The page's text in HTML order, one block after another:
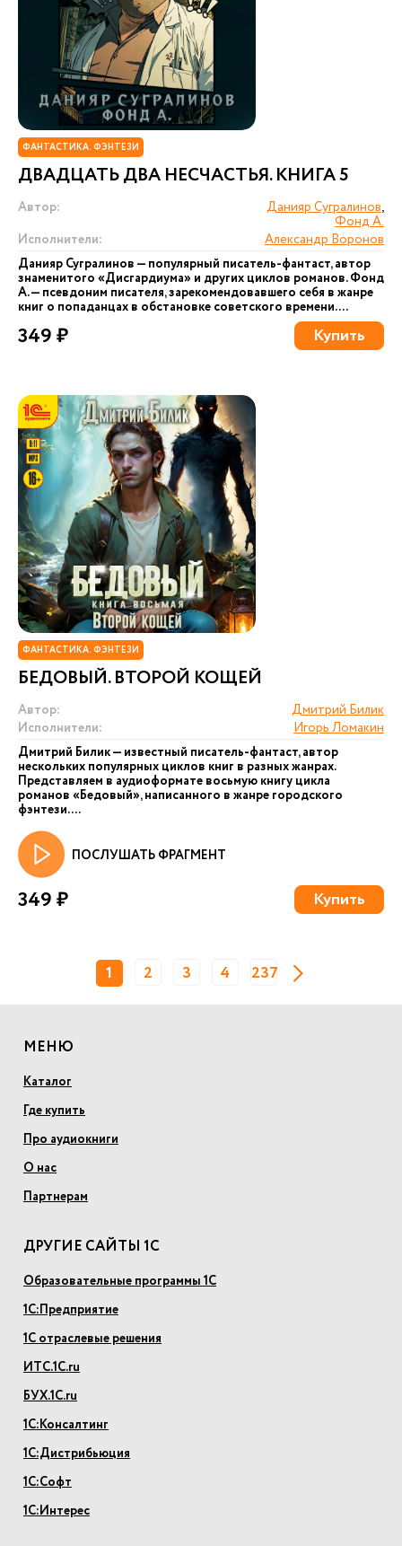
ФАНТАСТИКА. ФЭНТЕЗИ
ДВАДЦАТЬ ДВА НЕСЧАСТЬЯ. КНИГА 5
Автор: Данияр Сугралинов,
Фонд А.
Исполнители:
Александр Воронов
Данияр Сугралинов — популярный писатель-фантаст, автор
знаменитого «Дисгардиума» и других циклов романов. Фонд
А. — псевдоним писателя, зарекомендовавшего себя в жанре
книг о попаданцах в обстановке советского времени....
349 ₽ Купить
ФАНТАСТИКА. ФЭНТЕЗИ
БЕДОВЫЙ. ВТОРОЙ КОЩЕЙ
Автор:
Дмитрий Билик
Исполнители:
Игорь Ломакин
Дмитрий Билик — известный писатель-фантаст, автор
нескольких популярных циклов книг в разных жанрах.
Представляем в аудиоформате восьмую книгу цикла
романов «Бедовый», написанного в жанре городского
фэнтези. ...
ПОСЛУШАТЬ ФРАГМЕНТ
349 ₽ Купить
1 2 3 4 237
МЕНЮ
Каталог
Где купить
Про аудиокниги
О нас
Партнерам
ДРУГИЕ САЙТЫ 1С
Образовательные программы 1С
1С:Предприятие
1С отраслевые решения
ИТС.1С.ru
БУХ.1С.ru
1С:Консалтинг
1С:Дистрибьюция
1С:Софт
1С:Интерес